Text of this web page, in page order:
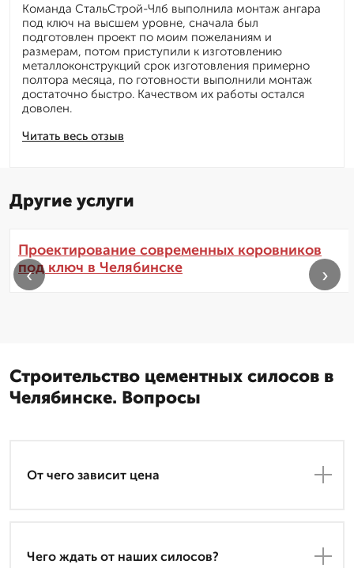
Читать весь отзыв
Команда СтальСтрой-Члб выполнила монтаж ангара
под ключ на высшем уровне, сначала был
подготовлен проект по моим пожеланиям и
размерам, потом приступили к изготовлению
металлоконструкций срок изготовления примерно
полтора месяца, по готовности выполнили монтаж
достаточно быстро. Качеством их работы остался
доволен.
Другие услуги
Проектирование современных коровников
под ключ в Челябинске
‹ ›
Строительство цементных силосов в
Челябинске. Вопросы
От чего зависит цена
Чего ждать от наших силосов?